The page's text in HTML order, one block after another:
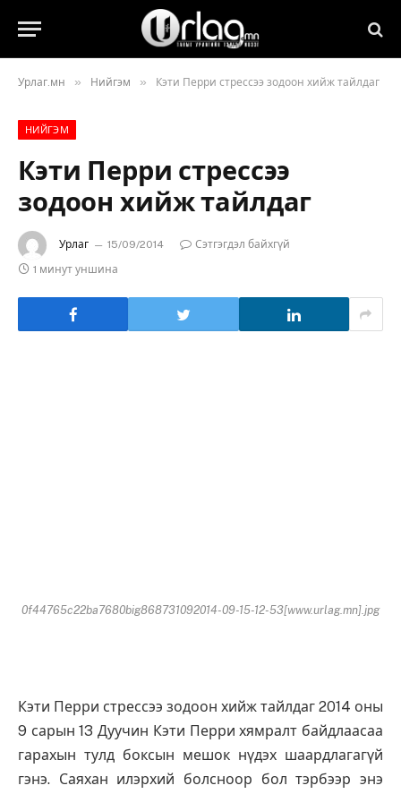
Урлаг.мн » Нийгэм » Кэти Перри стрессээ зодоон хийж тайлдаг
НИЙГЭМ
Кэти Перри стрессээ
зодоон хийж тайлдаг
Урлаг 15/09/2014
Сэтгэгдэл байхгүй
1 минут уншина
0f44765c22ba7680big868731092014-09-15-12-53[www.urlag.mn].jpg
Кэти Перри стрессээ зодоон хийж тайлдаг 2014 оны
9 сарын 13 Дуучин Кэти Перри хямралт байдлаасаа
гарахын тулд боксын мешок нүдэх шаардлагагүй
гэнэ. Саяхан илэрхий болсноор бол тэрбээр энэ